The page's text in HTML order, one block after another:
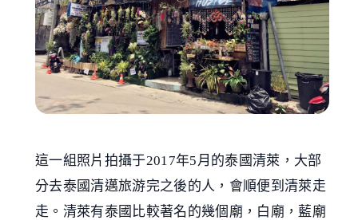
這一組照片拍攝于2017年5月的泰國清萊，大部
分去泰國清邁旅游完之後的人，會順便到清萊走
走。清萊有泰國比較著名的幾個廟，白廟，藍廟